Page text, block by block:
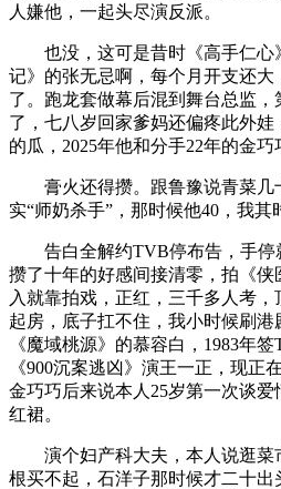
人嫌他，一起头尽演反派。
也没，这可是昔时《高手仁心
记》的张无忌啊，每个月开支还
了。跑龙套做幕后混到舞台总监
了，七八岁回家爹妈还偏疼此外
的瓜，2025年他和分手22年的金巧
膏火还得攒。跟鲁豫说青菜几
实“师奶杀手”，那时候他40，我其
告白全解约TVB停布告，手停
攒了十年的好感间接清零，拍《
入就靠拍戏，正红，三千多人考
起房，底子扛不住，我小时候刷港
《魔域桃源》的慕容白，1983年
《900沉案逃凶》演王一正，现正
金巧巧后来说本人25岁第一次谈
红裙。
演个妇产科大夫，本人说逛菜
根买不起，石洋子那时候才二十出